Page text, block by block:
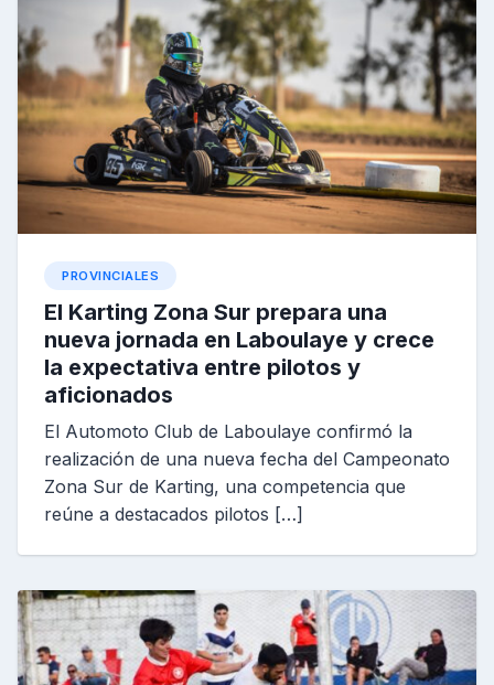
PROVINCIALES
El Karting Zona Sur prepara una
nueva jornada en Laboulaye y crece
la expectativa entre pilotos y
aficionados
El Automoto Club de Laboulaye confirmó la
realización de una nueva fecha del Campeonato
Zona Sur de Karting, una competencia que
reúne a destacados pilotos […]